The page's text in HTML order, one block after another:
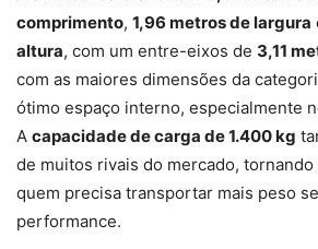
comprimento, 1,96 metros de largura
altura, com um entre-eixos de 3,11
com as maiores dimensões da
ótimo espaço interno, especialmente
A capacidade de carga de 1.400 kg
de muitos rivais do mercado, tornando
quem precisa transportar mais peso
performance.